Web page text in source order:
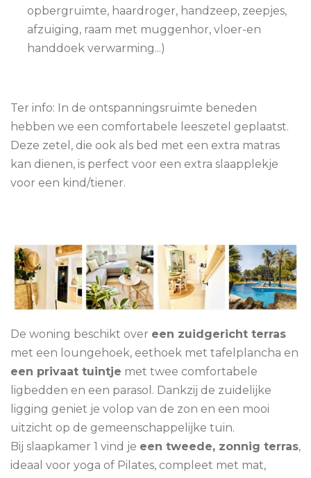
opbergruimte, haardroger, handzeep, zeepjes,
afzuiging, raam met muggenhor, vloer-en
handdoek verwarming...)
Ter info: In de ontspanningsruimte beneden
hebben we een comfortabele leeszetel geplaatst.
Deze zetel, die ook als bed met een extra matras
kan dienen, is perfect voor een extra slaapplekje
voor een kind/tiener.
De woning beschikt over een zuidgericht terras
met een loungehoek, eethoek met tafelplancha en
een privaat tuintje met twee comfortabele
ligbedden en een parasol. Dankzij de zuidelijke
ligging geniet je volop van de zon en een mooi
uitzicht op de gemeenschappelijke tuin.
Bij slaapkamer 1 vind je een tweede, zonnig terras,
ideaal voor yoga of Pilates, compleet met mat,